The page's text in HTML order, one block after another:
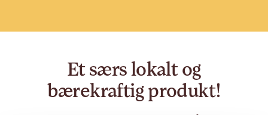
Et særs lokalt og
bærekraftig produkt!